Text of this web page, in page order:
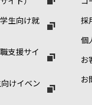
生向け就
支援サイ
けイベン
採
個
お
お